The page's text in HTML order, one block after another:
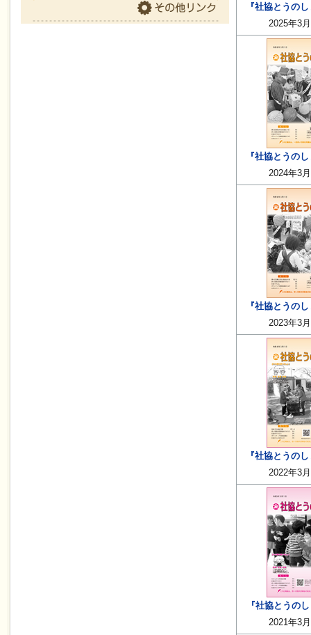
『社協とうの
2025年3
『社協とうの
2024年3
『社協とうの
2023年3
『社協とうの
2022年3
『社協とうの
2021年3